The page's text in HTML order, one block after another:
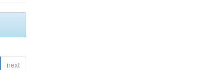
next